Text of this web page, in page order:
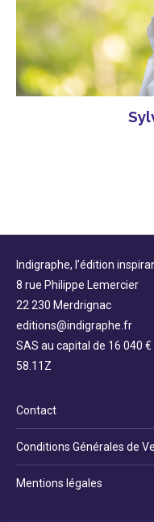
Indigraphe, l’édition
8 rue Philippe Lemercier
22 230 Merdrignac
editions@indigraphe.fr
SAS au capital de 16 040 €
58.11Z
Contact
Conditions Générales de
Mentions légales